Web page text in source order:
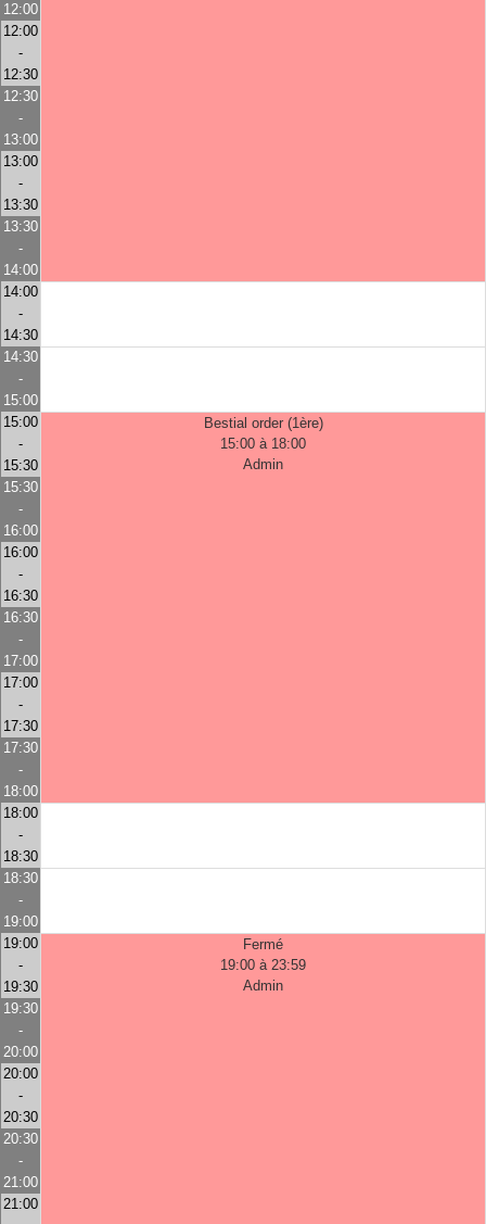
12:00
12:00
-
12:30
12:30
-
13:00
13:00
-
13:30
13:30
-
14:00
14:00
-
14:30
14:30
-
15:00
15:00
-
15:30
Bestial order (1ère)
15:00 à 18:00
Admin
15:30
-
16:00
16:00
-
16:30
16:30
-
17:00
17:00
-
17:30
17:30
-
18:00
18:00
-
18:30
18:30
-
19:00
19:00
-
19:30
Fermé
19:00 à 23:59
Admin
19:30
-
20:00
20:00
-
20:30
20:30
-
21:00
21:00